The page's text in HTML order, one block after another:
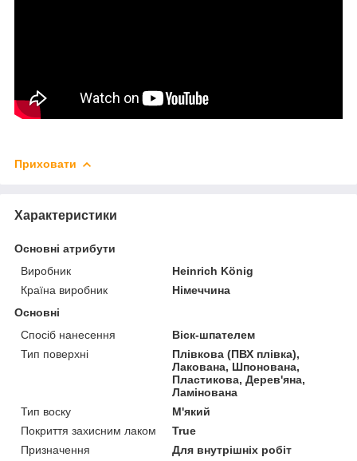
Приховати
Характеристики
Основні атрибути
Виробник
Heinrich König
Країна виробник
Німеччина
Основні
Спосіб нанесення
Віск-шпателем
Тип поверхні
Плівкова (ПВХ плівка),
Лакована, Шпонована,
Пластикова, Дерев'яна,
Ламінована
Тип воску
М'який
Покриття захисним лаком
True
Призначення
Для внутрішніх робіт